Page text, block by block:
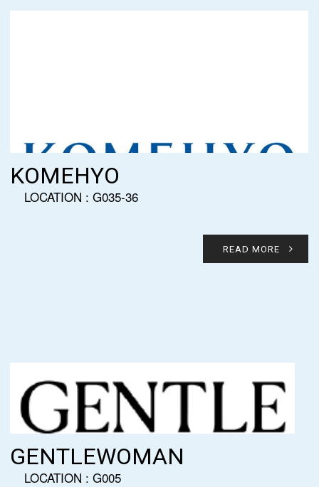
KOMEHYO
LOCATION : G035-36
READ MORE
GENTLEWOMAN
LOCATION : G005